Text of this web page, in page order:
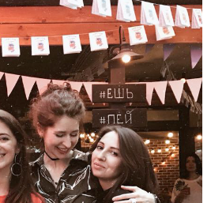
впервые вышла
что мы можем
темами, разными
одной ниши. Москва
— сложнее, но зато
мы придумали
года